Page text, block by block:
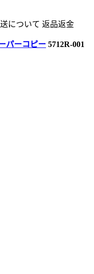
について 返品返金
パーコピー 5712R-001